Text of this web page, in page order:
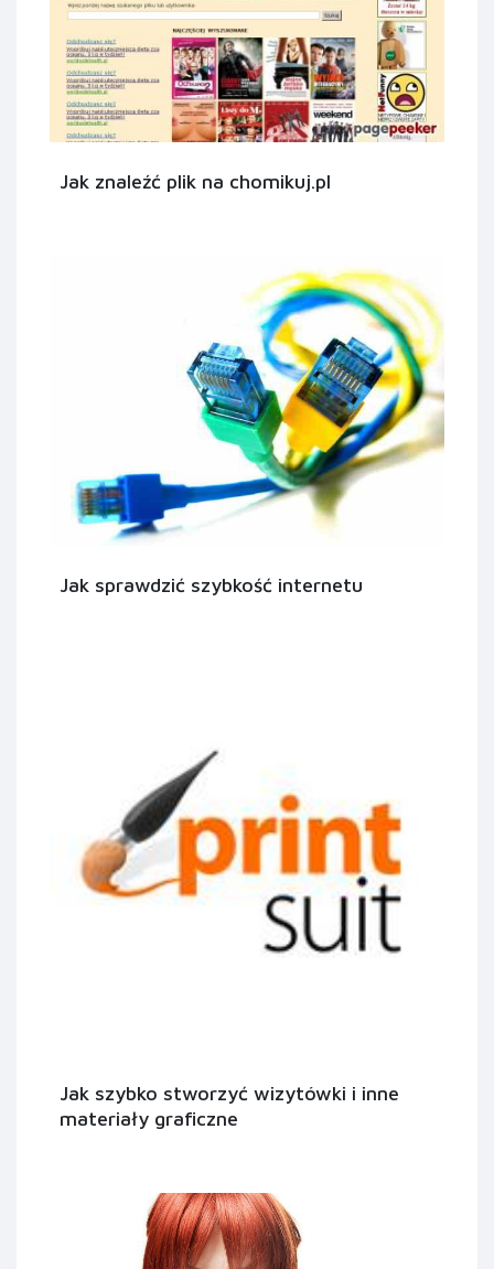
Jak znaleźć plik na chomikuj.pl
Jak sprawdzić szybkość internetu
Jak szybko stworzyć wizytówki i inne
materiały graficzne